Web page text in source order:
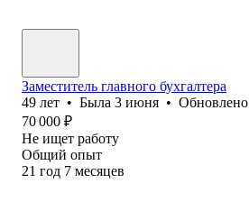
Заместитель главного бухгалтера
49 лет • Была 3 июня • Обновлено
70 000 ₽
Не ищет работу
Общий опыт
21 год 7 месяцев